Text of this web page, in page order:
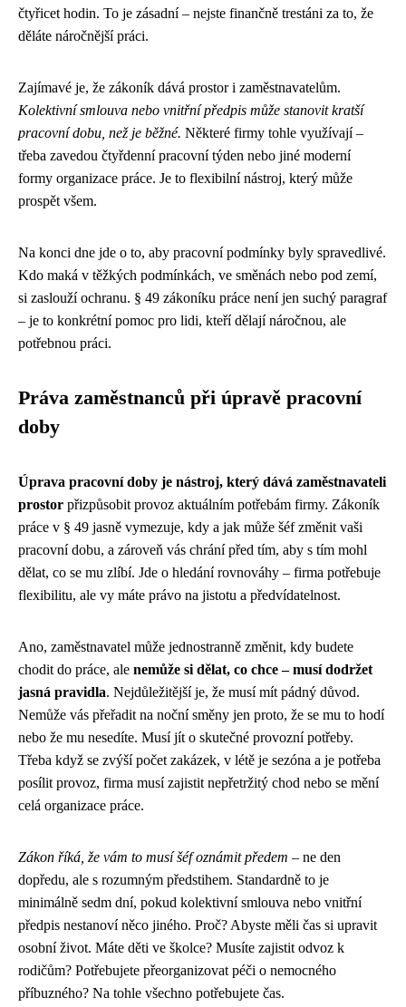
čtyřicet hodin. To je zásadní – nejste finančně trestáni za to, že
děláte náročnější práci.
Zajímavé je, že zákoník dává prostor i zaměstnavatelům.
Kolektivní smlouva nebo vnitřní předpis může stanovit kratší
pracovní dobu, než je běžné. Některé firmy tohle využívají –
třeba zavedou čtyřdenní pracovní týden nebo jiné moderní
formy organizace práce. Je to flexibilní nástroj, který může
prospět všem.
Na konci dne jde o to, aby pracovní podmínky byly spravedlivé.
Kdo maká v těžkých podmínkách, ve směnách nebo pod zemí,
si zaslouží ochranu. § 49 zákoníku práce není jen suchý paragraf
– je to konkrétní pomoc pro lidi, kteří dělají náročnou, ale
potřebnou práci.
Práva zaměstnanců při úpravě pracovní
doby
Úprava pracovní doby je nástroj, který dává zaměstnavateli
prostor přizpůsobit provoz aktuálním potřebám firmy. Zákoník
práce v § 49 jasně vymezuje, kdy a jak může šéf změnit vaši
pracovní dobu, a zároveň vás chrání před tím, aby s tím mohl
dělat, co se mu zlíbí. Jde o hledání rovnováhy – firma potřebuje
flexibilitu, ale vy máte právo na jistotu a předvídatelnost.
Ano, zaměstnavatel může jednostranně změnit, kdy budete
chodit do práce, ale nemůže si dělat, co chce – musí dodržet
jasná pravidla. Nejdůležitější je, že musí mít pádný důvod.
Nemůže vás přeřadit na noční směny jen proto, že se mu to hodí
nebo že mu nesedíte. Musí jít o skutečné provozní potřeby.
Třeba když se zvýší počet zakázek, v létě je sezóna a je potřeba
posílit provoz, firma musí zajistit nepřetržitý chod nebo se mění
celá organizace práce.
Zákon říká, že vám to musí šéf oznámit předem – ne den
dopředu, ale s rozumným předstihem. Standardně to je
minimálně sedm dní, pokud kolektivní smlouva nebo vnitřní
předpis nestanoví něco jiného. Proč? Abyste měli čas si upravit
osobní život. Máte děti ve školce? Musíte zajistit odvoz k
rodičům? Potřebujete přeorganizovat péči o nemocného
příbuzného? Na tohle všechno potřebujete čas.